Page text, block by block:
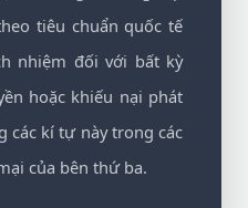
tiêu chuẩn quốc tế
nhiệm đối với bất kỳ
hoặc khiếu nại phát
các kí tự này trong các
của bên thứ ba.